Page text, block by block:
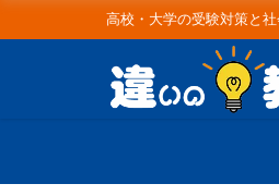
高校・大学の受験対策と